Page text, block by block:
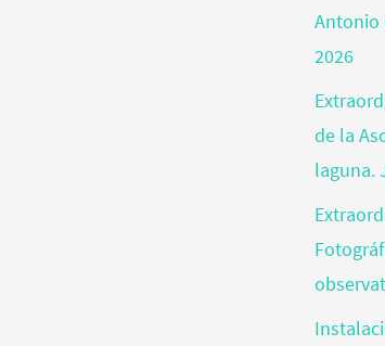
Antonio
2026
de la
laguna.